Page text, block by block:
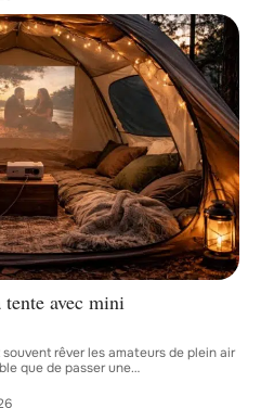
avec mini
rêver les amateurs de plein air
que de passer une…